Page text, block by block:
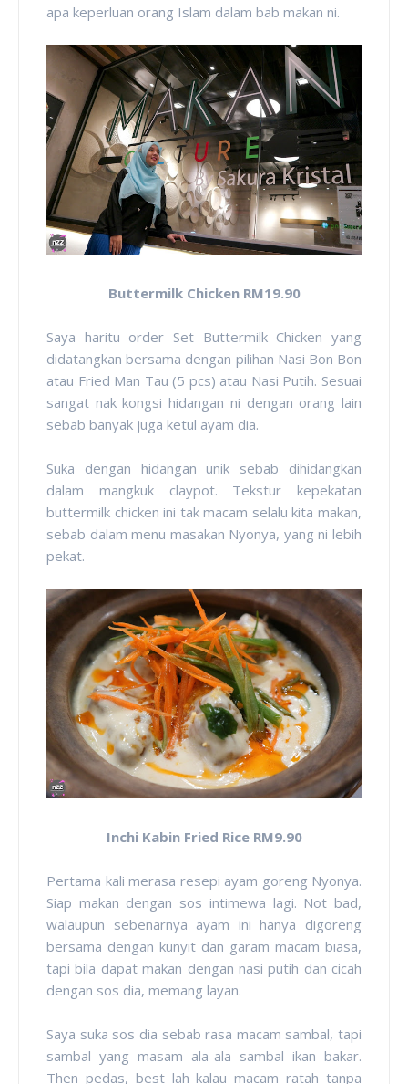
apa keperluan orang Islam dalam bab makan ni.
Buttermilk Chicken RM19.90
Saya haritu order Set Buttermilk Chicken yang
didatangkan bersama dengan pilihan Nasi Bon Bon
atau Fried Man Tau (5 pcs) atau Nasi Putih. Sesuai
sangat nak kongsi hidangan ni dengan orang lain
sebab banyak juga ketul ayam dia.
Suka dengan hidangan unik sebab dihidangkan
dalam mangkuk claypot. Tekstur kepekatan
buttermilk chicken ini tak macam selalu kita makan,
sebab dalam menu masakan Nyonya, yang ni lebih
pekat.
Inchi Kabin Fried Rice RM9.90
Pertama kali merasa resepi ayam goreng Nyonya.
Siap makan dengan sos intimewa lagi. Not bad,
walaupun sebenarnya ayam ini hanya digoreng
bersama dengan kunyit dan garam macam biasa,
tapi bila dapat makan dengan nasi putih dan cicah
dengan sos dia, memang layan.
Saya suka sos dia sebab rasa macam sambal, tapi
sambal yang masam ala-ala sambal ikan bakar.
Then pedas, best lah kalau macam ratah tanpa